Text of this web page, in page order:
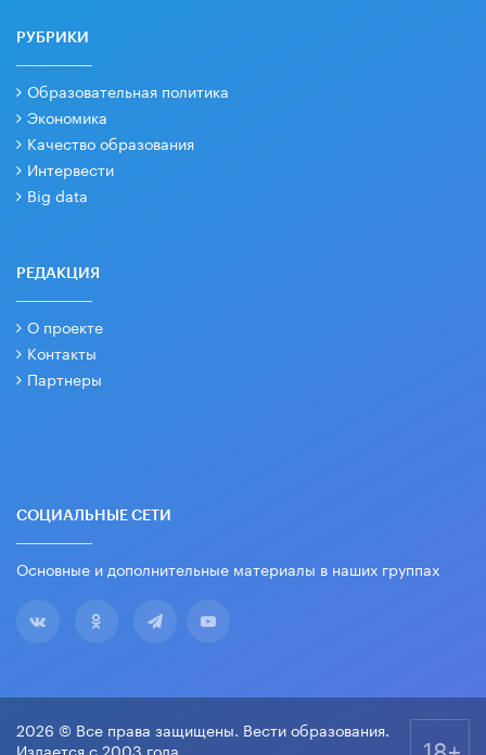
РУБРИКИ
Образовательная политика
Экономика
Качество образования
Интервести
Big data
РЕДАКЦИЯ
О проекте
Контакты
Партнеры
СОЦИАЛЬНЫЕ СЕТИ
Основные и дополнительные материалы в наших группах
2026 © Все права защищены. Вести образования.
Издается с 2003 года